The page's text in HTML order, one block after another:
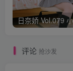
评论 抢沙发